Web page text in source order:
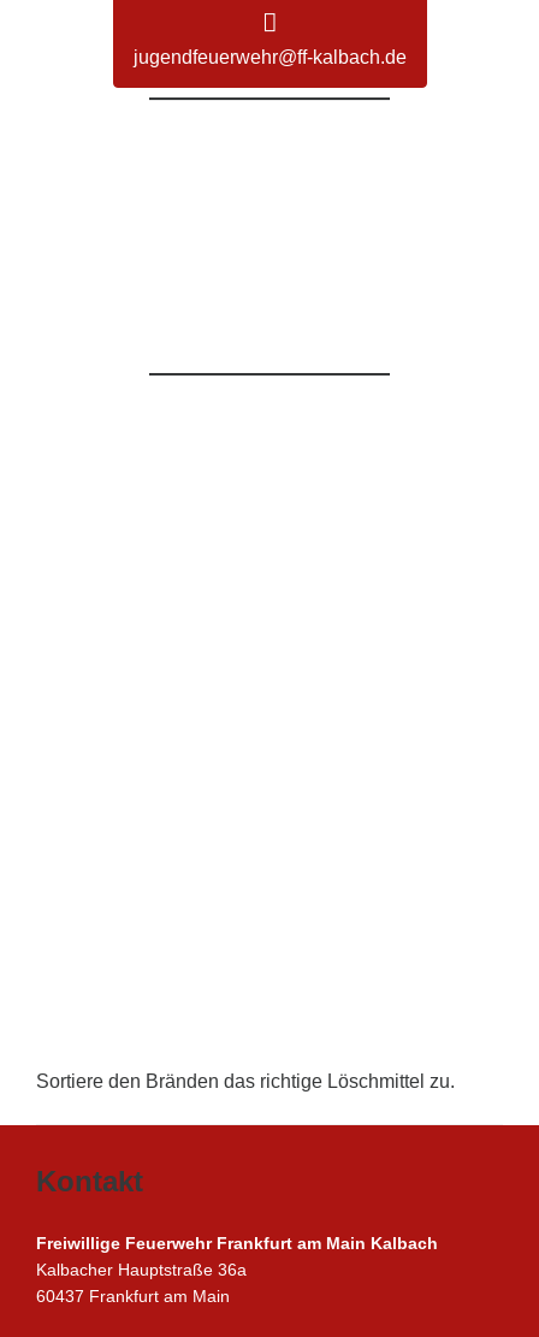
jugendfeuerwehr@ff-kalbach.de
Sortiere den Bränden das richtige Löschmittel zu.
Kontakt
Freiwillige Feuerwehr Frankfurt am Main Kalbach
Kalbacher Hauptstraße 36a
60437 Frankfurt am Main